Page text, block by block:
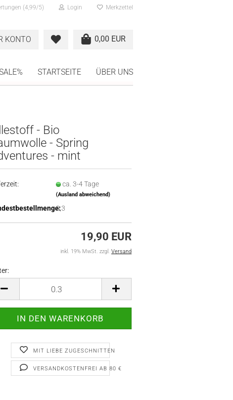
(4,99/5) Login Merkzettel
0,00 EUR
KONTO
STARTSEITE ÜBER UNS
- Bio
- Spring
- mint
ca. 3-4 Tage
(Ausland abweichend)
0,3
19,90 EUR
inkl. 19% MwSt. zzgl. Versand
MIT LIEBE ZUGESCHNITTEN
VERSANDKOSTENFREI AB 80 €